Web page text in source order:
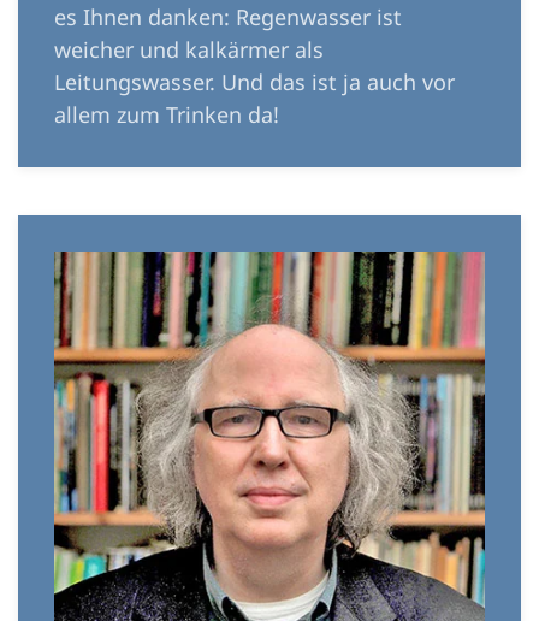
es Ihnen danken: Regenwasser ist
weicher und kalkärmer als
Leitungswasser. Und das ist ja auch vor
allem zum Trinken da!